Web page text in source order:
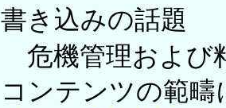
書き込みの話題
危機管理および
コンテンツの範疇